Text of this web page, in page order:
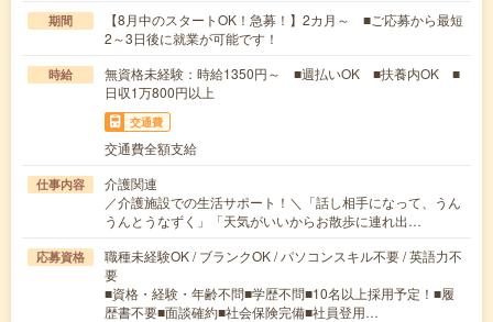
期間
【8月中のスタートOK！急募！】2カ月～ ■ご応募から最短
2～3日後に就業が可能です！
時給
無資格未経験：時給1350円～ ■週払いOK ■扶養内OK ■
日収1万800円以上
交通費
交通費全額支給
仕事内容
介護関連
／介護施設での生活サポート！＼「話し相手になって、うん
うんとうなずく」「天気がいいからお散歩に連れ出…
応募資格
職種未経験OK / ブランクOK / パソコンスキル不要 / 英語力不
要
■資格・経験・年齢不問■学歴不問■10名以上採用予定！■履
歴書不要■面談確約■社会保険完備■社員登用…